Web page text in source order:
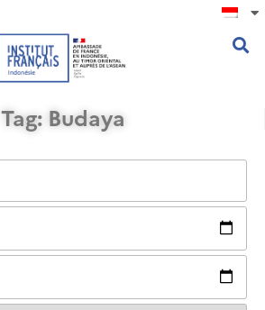
Tag: Budaya